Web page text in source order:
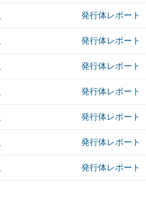
発行体レポート
発行体レポート
発行体レポート
発行体レポート
発行体レポート
発行体レポート
発行体レポート